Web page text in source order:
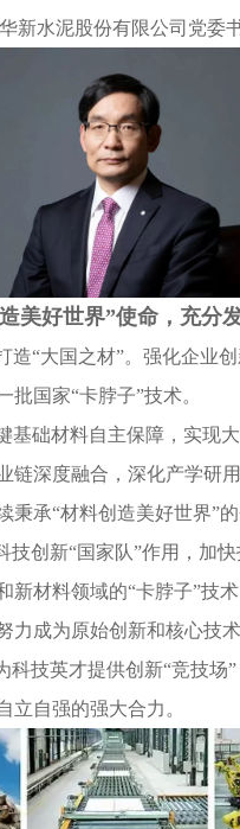
水泥股份有限公司党委
美好世界”使命，充分
造“大国之材”。强化企业
国家“卡脖子”技术。
基础材料自主保障，实现
链深度融合，深化产学研
承“材料创造美好世界”
技创新“国家队”作用，加
新材料领域的“卡脖子”技
力成为原始创新和核心技
科技英才提供创新“竞技
自强的强大合力。